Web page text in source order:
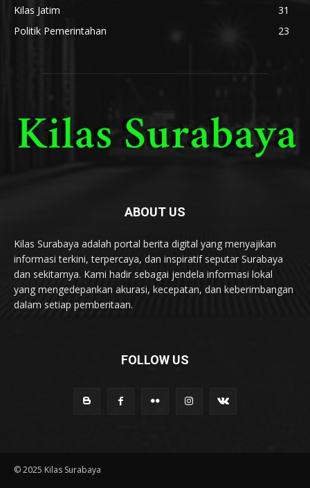
Kilas Jatim
31
Politik Pemerintahan
23
ABOUT US
Kilas Surabaya adalah portal berita digital yang menyajikan
informasi terkini, terpercaya, dan inspiratif seputar Surabaya
dan sekitarnya. Kami hadir sebagai jendela informasi lokal
yang mengedepankan akurasi, kecepatan, dan keberimbangan
dalam setiap pemberitaan.
FOLLOW US
© 2025 Kilas Surabaya